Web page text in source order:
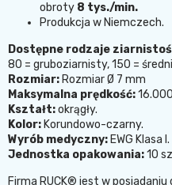
obroty 8 tys./min.
Produkcja w Niemczech.
Dostępne rodzaje
80 = gruboziarnisty, 150 =
Rozmiar: Rozmiar Ø 7 mm
Maksymalna prędkość:
Kształt:okrągły.
Kolor: Korundowo-czarny.
Wyrób medyczny: EWG Klasa I.
Jednostka opakowania:10
Firma RUCK® jest w